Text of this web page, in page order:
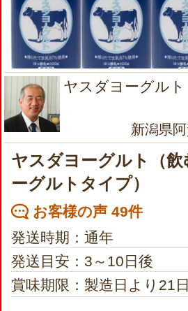
ヤスダヨーグルト
新潟県
ヤスダヨーグルト（飲
ーグルトタイプ）
お客様の声 49件
発送時期：通年
発送目安：3～10日後
賞味期限：製造日より21日